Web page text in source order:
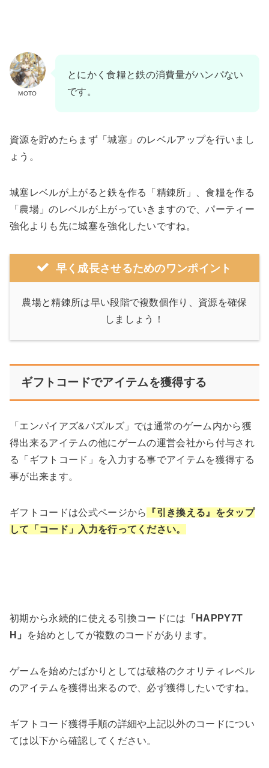
MOTO
とにかく食糧と鉄の消費量がハンパない
です。
資源を貯めたらまず「城塞」のレベルアップを行いまし
ょう。
城塞レベルが上がると鉄を作る「精錬所」、食糧を作る
「農場」のレベルが上がっていきますので、パーティー
強化よりも先に城塞を強化したいですね。
早く成長させるためのワンポイント
農場と精錬所は早い段階で複数個作り、資源を確保
しましょう！
ギフトコードでアイテムを獲得する
「エンパイアズ&パズルズ」では通常のゲーム内から獲
得出来るアイテムの他にゲームの運営会社から付与され
る「ギフトコード」を入力する事でアイテムを獲得する
事が出来ます。
ギフトコードは公式ページから
『引き換える』をタップ
して「コード」入力を行ってください。
初期から永続的に使える引換コードには
「HAPPY7T
H」
を始めとしてが複数のコードがあります。
ゲームを始めたばかりとしては破格のクオリティレベル
のアイテムを獲得出来るので、必ず獲得したいですね。
ギフトコード獲得手順の詳細や上記以外のコードについ
ては以下から確認してください。